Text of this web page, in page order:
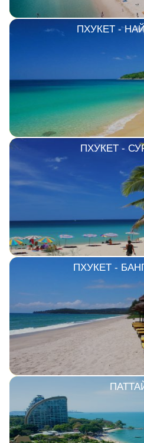
ПХУКЕТ -
ПХУКЕТ -
ПХУКЕТ -